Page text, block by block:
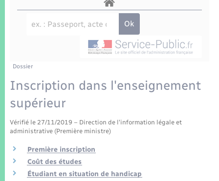
Nouvel habitant
Organisation d’événement
Sécurité - Prévention
Transports
La Communauté de communes
Dossier
Inscription dans l'enseignement
supérieur
Vérifié le 27/11/2019 – Direction de l'information légale et
administrative (Première ministre)
Première inscription
Coût des études
Étudiant en situation de handicap